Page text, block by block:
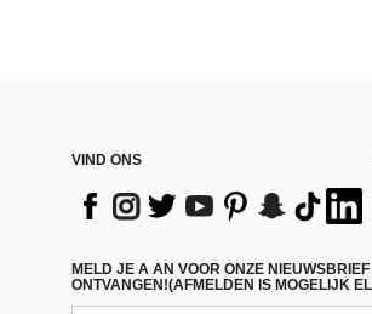
VIND ONS
MELD JE A AN VOOR ONZE
ONTVANGEN!(AFMELDEN IS MOGELIJK